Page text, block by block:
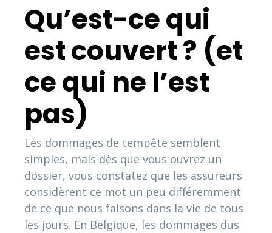
Qu’est-ce qui
est couvert ? (et
ce qui ne l’est
pas)
Les dommages de tempête semblent
simples, mais dès que vous ouvrez un
dossier, vous constatez que les assureurs
considèrent ce mot un peu différemment
de ce que nous faisons dans la vie de tous
les jours. En Belgique, les dommages dus